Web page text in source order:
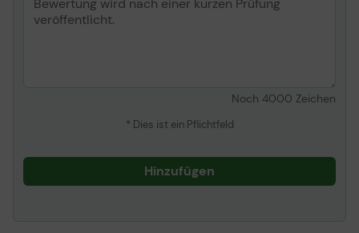
Noch 4000 Zeichen
* Dies ist ein Pflichtfeld
Hinzufügen